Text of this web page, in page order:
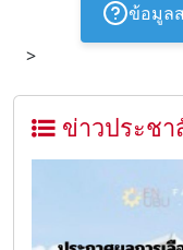
ข้อมูล
>
ข่าวประช